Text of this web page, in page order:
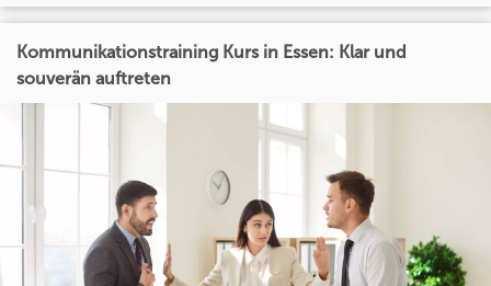
Kommunikationstraining Kurs in Essen: Klar und
souverän auftreten